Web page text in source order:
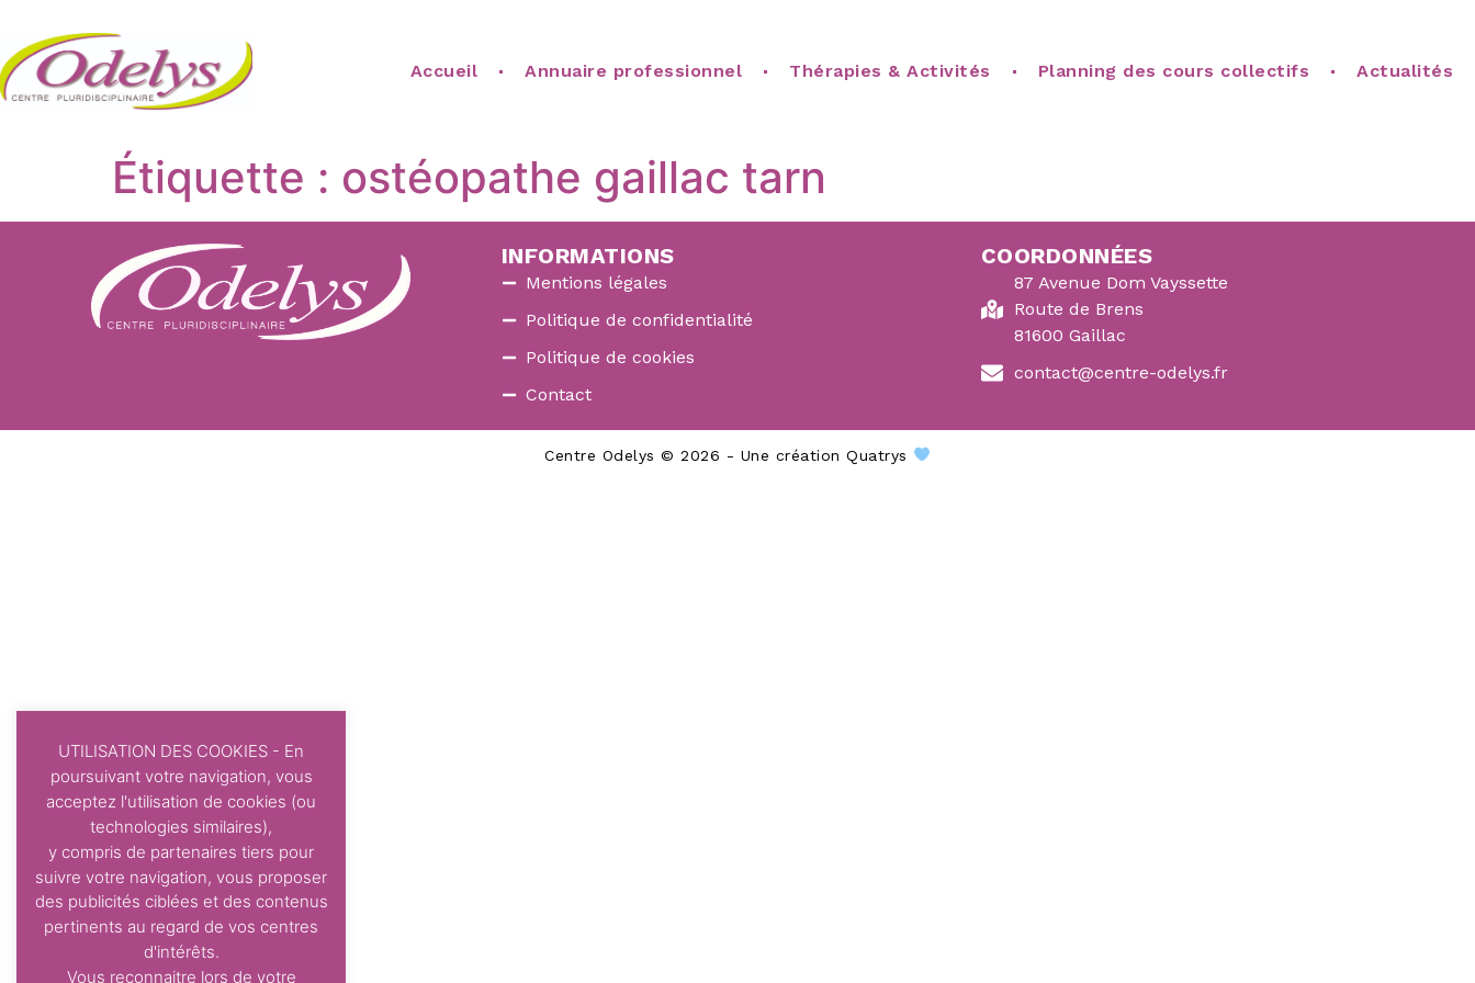
Accueil Annuaire professionnel Thérapies & Activités Planning des cours collectifs Actualités
Étiquette : ostéopathe gaillac tarn
INFORMATIONS
Mentions légales
Politique de confidentialité
Politique de cookies
Contact
COORDONNÉES
87 Avenue Dom Vayssette
Route de Brens
81600 Gaillac
contact@centre-odelys.fr
Centre Odelys © 2026 - Une création Quatrys
UTILISATION DES COOKIES - En
poursuivant votre navigation, vous
acceptez l'utilisation de cookies (ou
technologies similaires),
y compris de partenaires tiers pour
suivre votre navigation, vous proposer
des publicités ciblées et des contenus
pertinents au regard de vos centres
d'intérêts.
Vous reconnaitre lors de votre